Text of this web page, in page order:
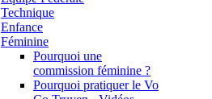
Technique
Enfance
Féminine
Pourquoi une
commission féminine ?
Pourquoi pratiquer le Vo